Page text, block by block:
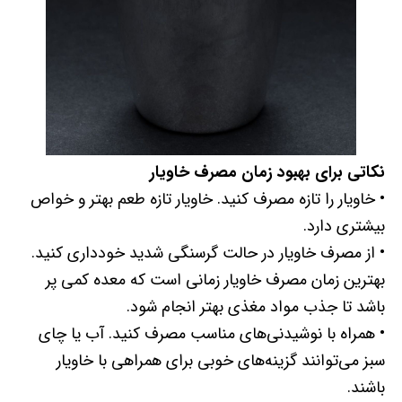
نکاتی برای بهبود زمان مصرف خاویار
• خاویار را تازه مصرف کنید. خاویار تازه طعم بهتر و خواص
بیشتری دارد.
• از مصرف خاویار در حالت گرسنگی شدید خودداری کنید.
بهترین زمان مصرف خاویار زمانی است که معده کمی پر
باشد تا جذب مواد مغذی بهتر انجام شود.
• همراه با نوشیدنی‌های مناسب مصرف کنید. آب یا چای
سبز می‌توانند گزینه‌های خوبی برای همراهی با خاویار
باشند.